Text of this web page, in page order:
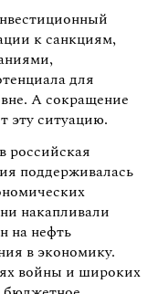
к санкциям,
для
А сокращение
эту ситуацию.
российская
поддерживалась
накапливали
на нефть
в экономику.
войны и широких